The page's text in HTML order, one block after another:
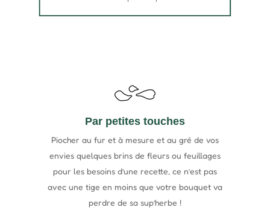
Par petites touches
Piocher au fur et à mesure et au gré de vos
envies quelques brins de fleurs ou feuillages
pour les besoins d’une recette, ce n’est pas
avec une tige en moins que votre bouquet va
perdre de sa sup’herbe !